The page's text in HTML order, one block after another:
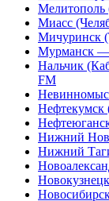
Мелитополь
Миасс
Мичуринск
Мурманск —
Нальчик
FM
Нефтекумск
Нижний
Нижний